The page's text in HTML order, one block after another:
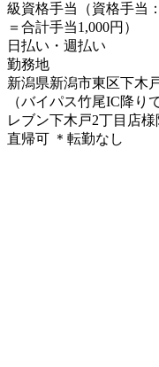
級資格手当（資格手当
＝合計手当1,000円）
日払い・週払い
勤務地
新潟県新潟市東区下木
（バイパス竹尾IC降り
レブン下木戸2丁目店
直帰可 ＊転勤なし